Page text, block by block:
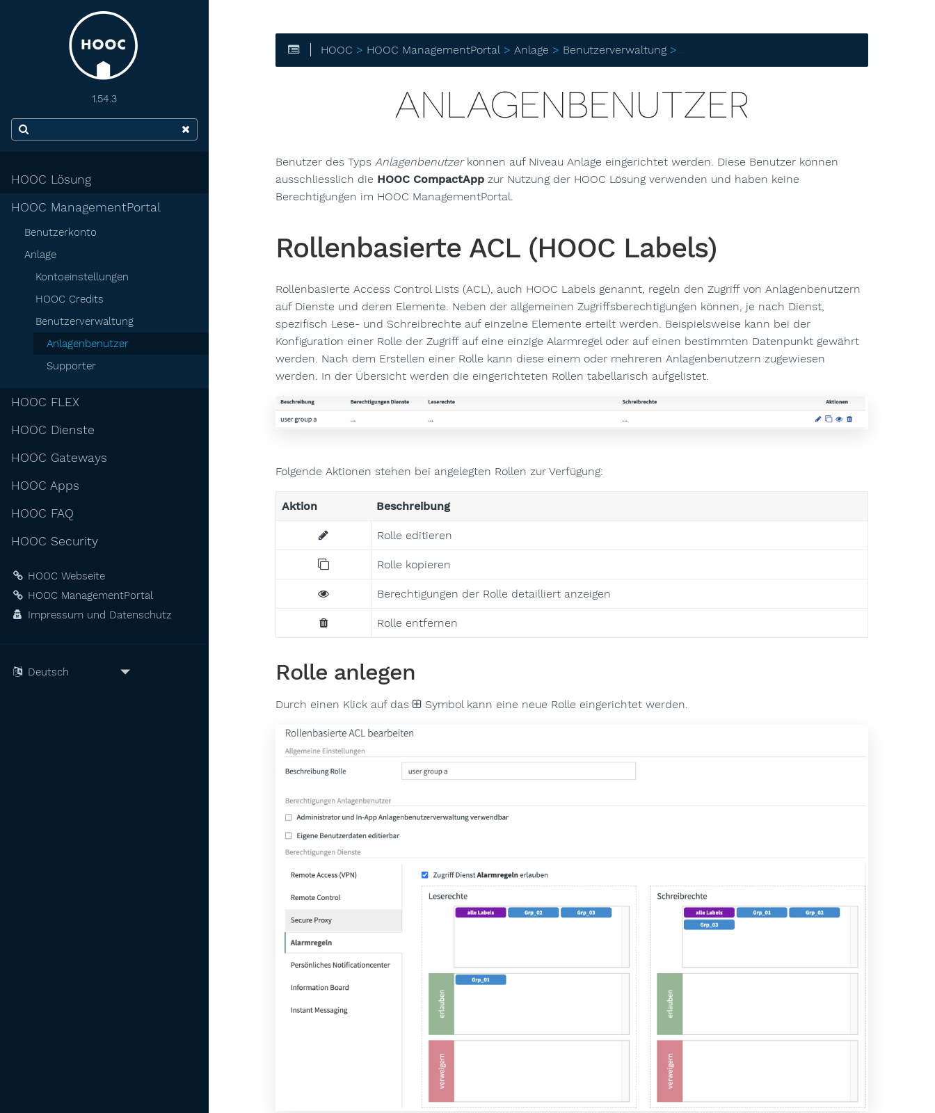
1.54.3
HOOC Lösung
HOOC ManagementPortal
Benutzerkonto
Anlage
Kontoeinstellungen
HOOC Credits
Benutzerverwaltung
Anlagenbenutzer
Supporter
HOOC FLEX
HOOC Dienste
HOOC Gateways
HOOC Apps
HOOC FAQ
HOOC Security
HOOC Webseite
HOOC ManagementPortal
Impressum und Datenschutz
HOOC > HOOC ManagementPortal >Anlage > Benutzerverwaltung > Anlagenbenutzer
ANLAGENBENUTZER
Benutzer des Typs Anlagenbenutzerkönnen auf Niveau Anlage eingerichtet werden. Diese Benutzer können
ausschliesslich die HOOC CompactApp zur Nutzung der HOOC Lösung verwenden und haben keine
Berechtigungen im HOOC ManagementPortal.
Rollenbasierte ACL (HOOC Labels)
Rollenbasierte Access Control Lists (ACL), auch HOOC Labels genannt, regeln den Zugriff von Anlagenbenutzern
auf Dienste und deren Elemente. Neben der allgemeinen Zugriffsberechtigungen können, je nach Dienst,
spezifisch Lese- und Schreibrechte auf einzelne Elemente erteilt werden. Beispielsweise kann bei der
Konfiguration einer Rolle der Zugriff auf eine einzige Alarmregel oder auf einen bestimmten Datenpunkt gewährt
werden. Nach dem Erstellen einer Rolle kann diese einem oder mehreren Anlagenbenutzern zugewiesen
werden. In der Übersicht werden die eingerichteten Rollen tabellarisch aufgelistet.
Folgende Aktionen stehen bei angelegten Rollen zur Verfügung:
Aktion Beschreibung
Rolle editieren
Rolle kopieren
Berechtigungen der Rolle detailliert anzeigen
Rolle entfernen
Rolle anlegen
Durch einen Klick auf das Symbol kann eine neue Rolle eingerichtet werden.